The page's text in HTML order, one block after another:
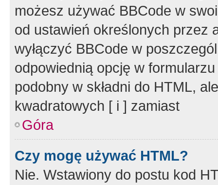
możesz używać BBCode w
od ustawień określonych przez
wyłączyć BBCode w
odpowiednią opcję w
podobny w składni do HTML,
kwadratowych [ i ] zamiast
Góra
Czy mogę używać HTML?
Nie. Wstawiony do postu kod